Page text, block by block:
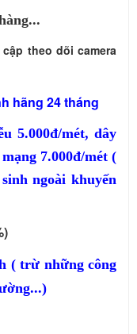
theo dõi camera
hãng 24 tháng
5.000đ/mét, dây
7.000đ/mét (
ngoài khuyến
( trừ những công